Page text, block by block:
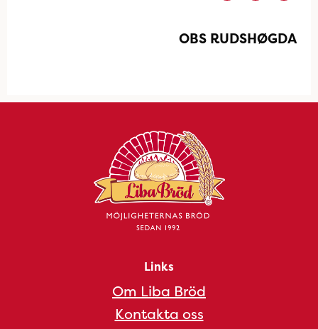
OBS RUDSHØGDA
Links
Om Liba Bröd
Kontakta oss